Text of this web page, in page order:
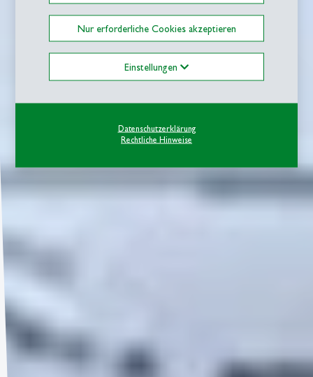
Nur erforderliche Cookies akzeptieren
Einstellungen
Datenschutzerklärung
Rechtliche Hinweise